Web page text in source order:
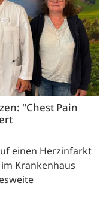
"Chest Pain
einen Herzinfarkt
Krankenhaus